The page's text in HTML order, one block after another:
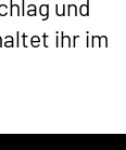
und
ihr im